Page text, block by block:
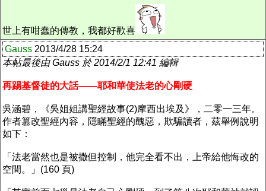
世上有咁蠢的傳教， 我都好歡喜
Gauss 2013/4/28 15:24
本帖最後由 Gauss 於 2014/2/1 12:41 編輯
再踢基督徒的大話——耶和華使法老的心剛硬
吳涵碧，《吳姐姐講聖經故事(2)摩西出埃及》，二零一三年。
作者篡改聖經內容，隱瞞聖經的醜惡，欺騙讀者，茲舉例說明
如下：
「法老當然也是被撒但控制，他完全看不出，上帝給他悔改的
空間。」(160 頁)